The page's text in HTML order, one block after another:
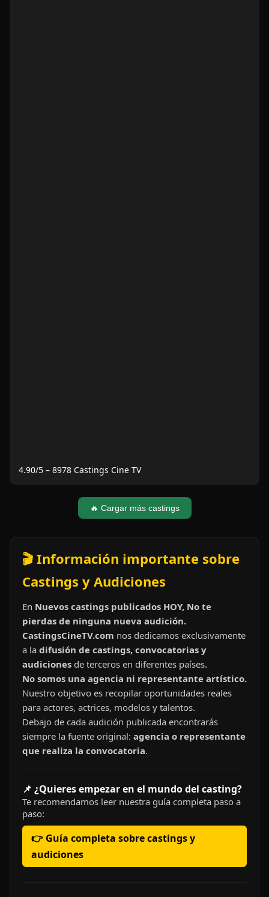
4.90/5 – 8978 Castings Cine TV
🔥 Cargar más castings
🎬 Información importante sobre
Castings y Audiciones
En Nuevos castings publicados HOY, No te
pierdas de ninguna nueva audición.
CastingsCineTV.com nos dedicamos exclusivamente
a la difusión de castings, convocatorias y
audiciones de terceros en diferentes países.
No somos una agencia ni representante artístico.
Nuestro objetivo es recopilar oportunidades reales
para actores, actrices, modelos y talentos.
Debajo de cada audición publicada encontrarás
siempre la fuente original: agencia o representante
que realiza la convocatoria.
📌 ¿Quieres empezar en el mundo del casting?
Te recomendamos leer nuestra guía completa paso a
paso:
👉 Guía completa sobre castings y
audiciones